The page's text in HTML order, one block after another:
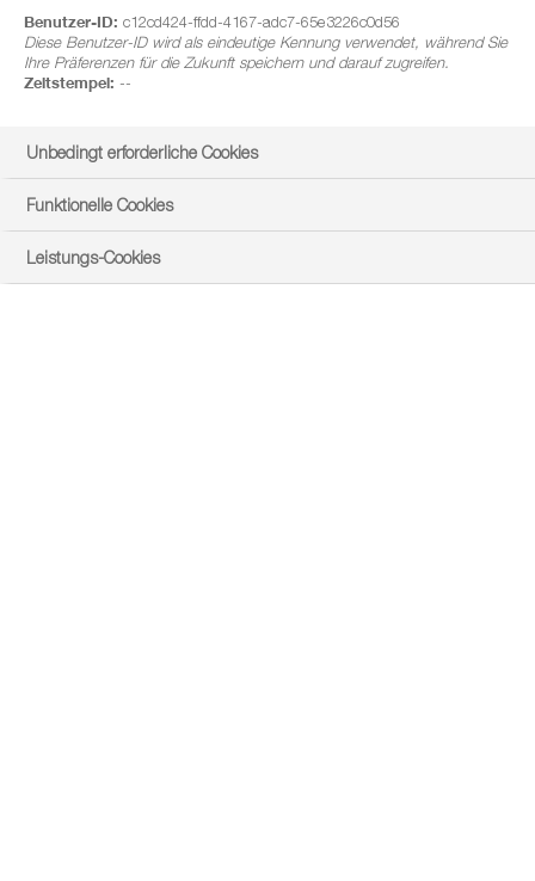
Benutzer-ID: c12cd424-ffdd-4167-adc7-65e3226c0d56
Diese Benutzer-ID wird als eindeutige Kennung verwendet, während Sie
Ihre Präferenzen für die Zukunft speichern und darauf zugreifen.
Zeitstempel: --
Unbedingt erforderliche Cookies
Funktionelle Cookies
Leistungs-Cookies